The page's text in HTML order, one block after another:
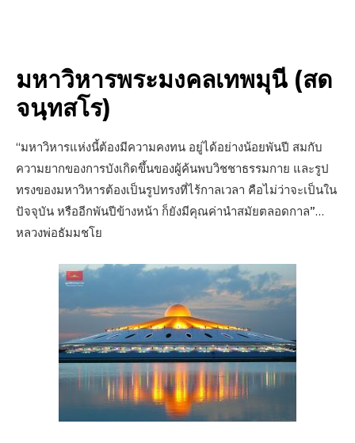
มหาวิหารพระมงคลเทพมุนี (สด
จนฺทสโร)
“มหาวิหารแห่งนี้ต้องมีความคงทน อยู่ได้อย่างน้อยพันปี สมกับ
ความยากของการบังเกิดขึ้นของผู้ค้นพบวิชชาธรรมกาย และรูป
ทรงของมหาวิหารต้องเป็นรูปทรงที่ไร้กาลเวลา คือไม่ว่าจะเป็นใน
ปัจจุบัน หรืออีกพันปีข้างหน้า ก็ยังมีคุณค่านำสมัยตลอดกาล”…
หลวงพ่อธัมมชโย